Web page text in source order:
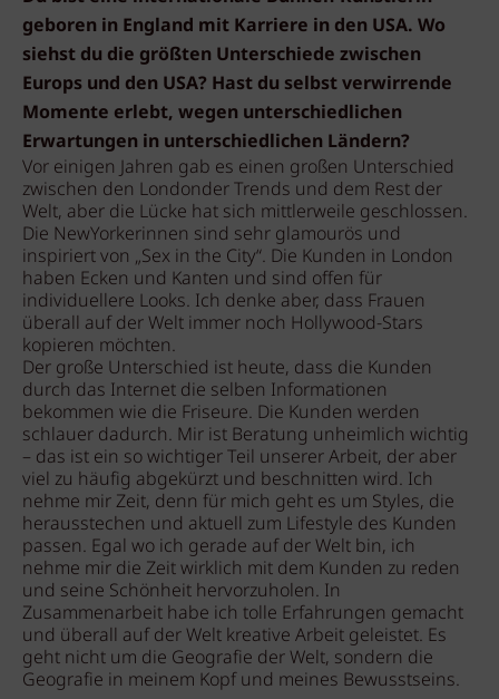
geboren in England mit Karriere in den USA. Wo
siehst du die größten Unterschiede zwischen
Europs und den USA? Hast du selbst verwirrende
Momente erlebt, wegen unterschiedlichen
Erwartungen in unterschiedlichen Ländern?
Vor einigen Jahren gab es einen großen Unterschied
zwischen den Londonder Trends und dem Rest der
Welt, aber die Lücke hat sich mittlerweile geschlossen.
Die NewYorkerinnen sind sehr glamourös und
inspiriert von „Sex in the City“. Die Kunden in London
haben Ecken und Kanten und sind offen für
individuellere Looks. Ich denke aber, dass Frauen
überall auf der Welt immer noch Hollywood-Stars
kopieren möchten.
Der große Unterschied ist heute, dass die Kunden
durch das Internet die selben Informationen
bekommen wie die Friseure. Die Kunden werden
schlauer dadurch. Mir ist Beratung unheimlich wichtig
– das ist ein so wichtiger Teil unserer Arbeit, der aber
viel zu häufig abgekürzt und beschnitten wird. Ich
nehme mir Zeit, denn für mich geht es um Styles, die
herausstechen und aktuell zum Lifestyle des Kunden
passen. Egal wo ich gerade auf der Welt bin, ich
nehme mir die Zeit wirklich mit dem Kunden zu reden
und seine Schönheit hervorzuholen. In
Zusammenarbeit habe ich tolle Erfahrungen gemacht
und überall auf der Welt kreative Arbeit geleistet. Es
geht nicht um die Geografie der Welt, sondern die
Geografie in meinem Kopf und meines Bewusstseins.